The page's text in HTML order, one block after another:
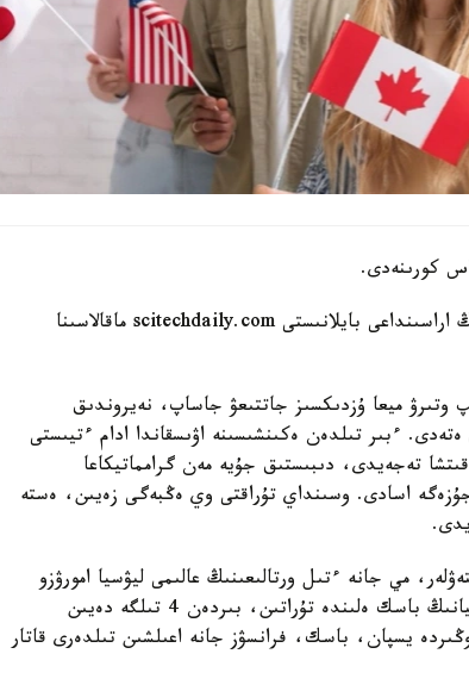
Aikyn.kz ميدىڭ قارتايۋى مەن كوپ تىلدە سويلەۋدىڭ اراسىنداعى بايلانىستى scitechdaily.com ماقالاسىنا
وتىرۋ ميعا ۇزدىكسىز جاتتىعۋ جاساپ، نەيروندىق
ەتەدى. ءبىر تىلدەن ەكىنشىسىنە اۋىسقاندا ادام ءتيىستى
تەجەيدى، دىبىستىق جۇيە مەن گرامماتيكاعا
اسادى. وسىنداي تۇراقتى وي ەڭبەگى زەيىن، ەستە
مي جانە ءتىل ورتالىعىنىڭ عالىمى ليۋسيا امورۋزو
باستاعان حالىقارالىق توپ جۇرگىزگەن. عالىمدار يسپانيانىڭ باسك ەلىندە تۇراتىن، بىردەن 4 تىلگە دەيىن
يسپان، باسك، فرانسۋز جانە اعىلشىن تىلدەرى قاتار